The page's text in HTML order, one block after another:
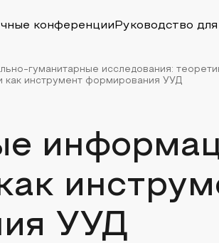
конференции Руководство
гуманитарные исследования:
инструмент формирования УУД
УУД